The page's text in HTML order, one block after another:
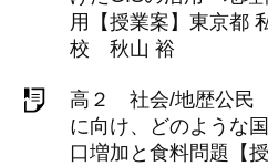
用【授業案】東京都
校 秋山 裕
高２ 社会/地歴公民
に向け、どのような
口増加と食料問題【